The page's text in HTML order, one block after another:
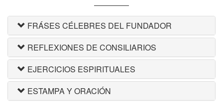
FRÁSES CÉLEBRES DEL FUNDADOR
REFLEXIONES DE CONSILIARIOS
EJERCICIOS ESPIRITUALES
ESTAMPA Y ORACIÓN